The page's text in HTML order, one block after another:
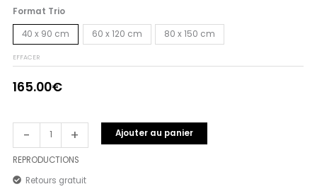
Format Trio
40 x 90 cm 60 x 120 cm 80 x 150 cm
EFFACER
165.00€
- + Ajouter au panier
REPRODUCTIONS
Retours gratuit